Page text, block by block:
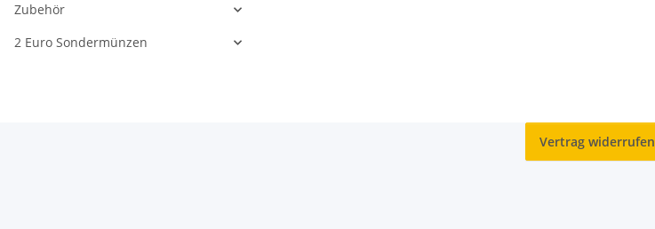
Zubehör
2 Euro Sondermünzen
Vertrag widerrufen